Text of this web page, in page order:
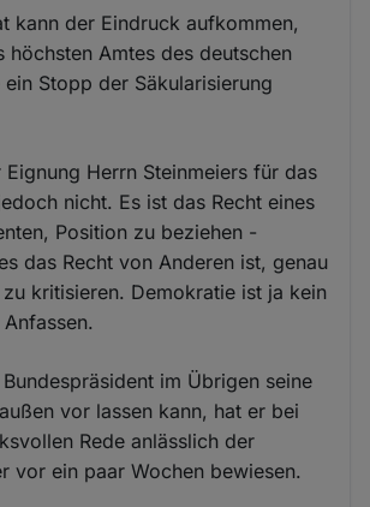
kann der Eindruck aufkommen,
höchsten Amtes des deutschen
ein Stopp der Säkularisierung
Herrn Steinmeiers für das
nicht. Es ist das Recht eines
Position zu beziehen -
das Recht von Anderen ist, genau
kritisieren. Demokratie ist ja kein
im Übrigen seine
vor lassen kann, hat er bei
Rede anlässlich der
vor ein paar Wochen bewiesen.